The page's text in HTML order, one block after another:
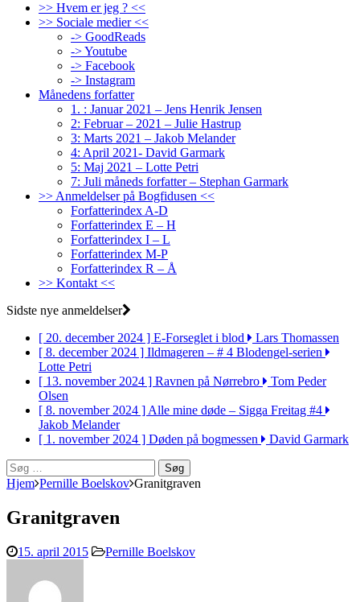
>> Hvem er jeg ? <<
>> Sociale medier <<
-> GoodReads
-> Youtube
-> Facebook
-> Instagram
Månedens forfatter
1. : Januar 2021 – Jens Henrik Jensen
2: Februar – 2021 – Julie Hastrup
3: Marts 2021 – Jakob Melander
4: April 2021- David Garmark
5: Maj 2021 – Lotte Petri
7: Juli måneds forfatter – Stephan Garmark
>> Anmeldelser på Bogfidusen <<
Forfatterindex A-D
Forfatterindex E – H
Forfatterindex I – L
Forfatterindex M-P
Forfatterindex R – Å
>> Kontakt <<
Sidste nye anmeldelser
[ 20. december 2024 ] E-Forseglet i blod
Lars Thomassen
[ 8. december 2024 ] Ildmageren – # 4 Blodengel-serien
Lotte Petri
[ 13. november 2024 ] Ravnen på Nørrebro
Tom Peder
Olsen
[ 8. november 2024 ]Alle mine døde – Sigga Freitag #4
Jakob Melander
[ 1. november 2024 ] Døden på bogmessen
David Garmark
Søg
efter:
Hjem Pernille Boelskov Granitgraven
Granitgraven
15. april 2015 Pernille Boelskov